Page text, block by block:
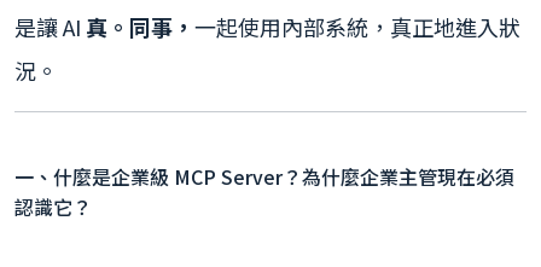
是讓 AI 真。同事， 一起使用內部系統，真正地進入狀
況。
一、什麼是企業級 MCP Server？為什麼企業主管現在必須
認識它？